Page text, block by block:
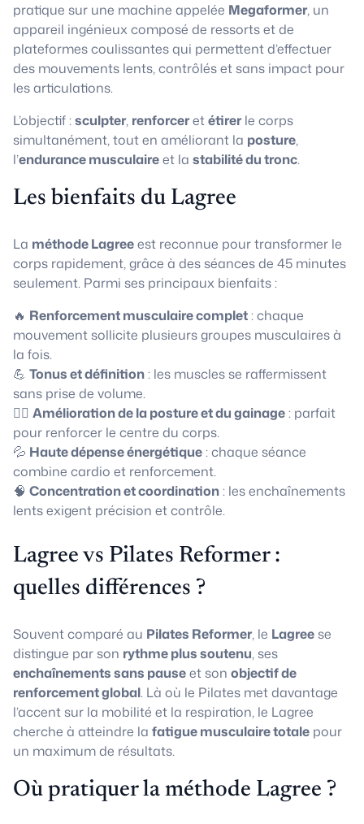
pratique sur une machine appelée Megaformer, un
appareil ingénieux composé de ressorts et de
plateformes coulissantes qui permettent d’effectuer
des mouvements lents, contrôlés et sans impact pour
les articulations.
L’objectif :sculpter, renforceretétirerle corps
simultanément, tout en améliorant la posture,
l’endurance musculaireet la stabilité du tronc.
Les bienfaits du Lagree
La méthode Lagreeest reconnue pour transformer le
corps rapidement, grâce à des séances de 45 minutes
seulement. Parmi ses principaux bienfaits :
🔥 Renforcement musculaire complet: chaque
mouvement sollicite plusieurs groupes musculaires à
la fois.
💪 Tonus et définition: les muscles se raffermissent
sans prise de volume.
🧘‍♀️ Amélioration de la posture et du gainage: parfait
pour renforcer le centre du corps.
💦 Haute dépense énergétique: chaque séance
combine cardio et renforcement.
🧠 Concentration et coordination: les enchaînements
lents exigent précision et contrôle.
Lagree vs Pilates Reformer :
quelles différences ?
Souvent comparé au Pilates Reformer, le Lagree se
distingue par son rythme plus soutenu, ses
enchaînements sans pauseet son objectif de
renforcement global. Là où le Pilates met davantage
l’accent sur la mobilité et la respiration, le Lagree
cherche à atteindre la fatigue musculaire totale pour
un maximum de résultats.
Où pratiquer la méthode Lagree ?